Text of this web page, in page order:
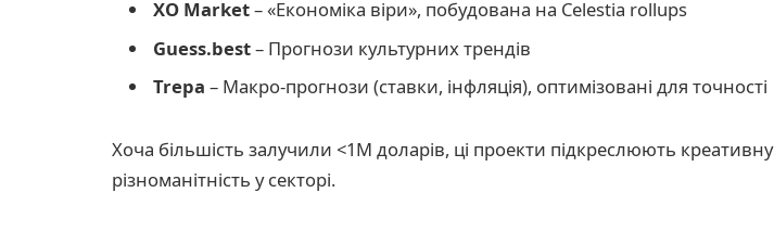
XO Market– «Економіка віри», побудована на Celestia rollups
Guess.best– Прогнози культурних трендів
Trepa – Макро-прогнози (ставки, інфляція), оптимізовані для точності
Хоча більшість залучили <1M доларів, ці проекти підкреслюють креативну
різноманітність у секторі.